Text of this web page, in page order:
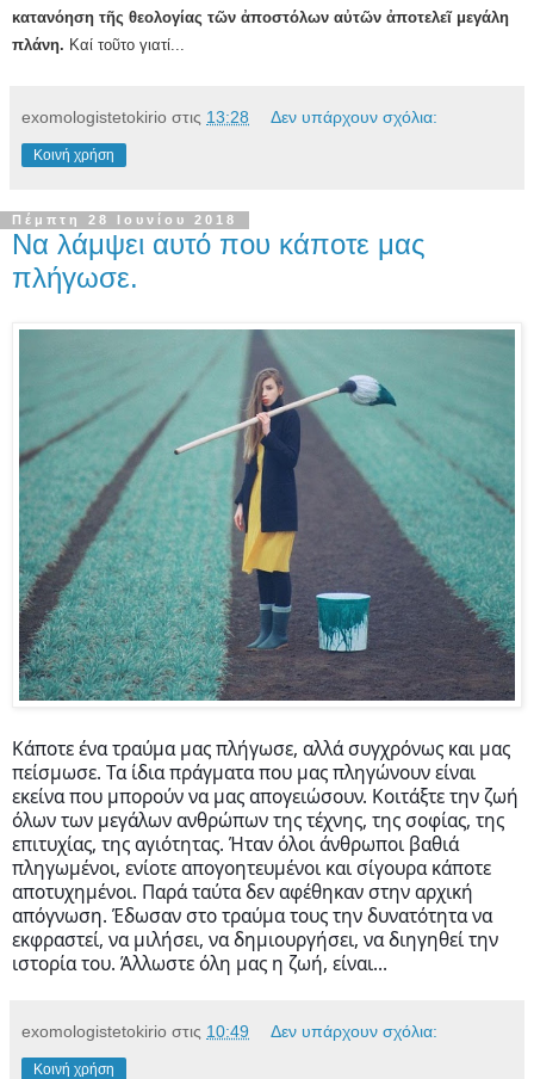
κατανόηση τῆς θεολογίας τῶν ἀποστόλων αὐτῶν ἀποτελεῖ μεγάλη
πλάνη. Καί τοῦτο γιατί...
exomologistetokirio στις 13:28 Δεν υπάρχουν σχόλια:
Κοινή χρήση
Πέμπτη 28 Ιουνίου 2018
Να λάμψει αυτό που κάποτε μας
πλήγωσε.
Κάποτε ένα τραύμα μας πλήγωσε, αλλά συγχρόνως και μας
πείσμωσε. Τα ίδια πράγματα που μας πληγώνουν είναι
εκείνα που μπορούν να μας απογειώσουν. Κοιτάξτε την ζωή
όλων των μεγάλων ανθρώπων της τέχνης, της σοφίας, της
επιτυχίας, της αγιότητας. Ήταν όλοι άνθρωποι βαθιά
πληγωμένοι, ενίοτε απογοητευμένοι και σίγουρα κάποτε
αποτυχημένοι. Παρά ταύτα δεν αφέθηκαν στην αρχική
απόγνωση. Έδωσαν στο τραύμα τους την δυνατότητα να
εκφραστεί, να μιλήσει, να δημιουργήσει, να διηγηθεί την
ιστορία του. Άλλωστε όλη μας η ζωή, είναι...
exomologistetokirio στις 10:49 Δεν υπάρχουν σχόλια:
Κοινή χρήση